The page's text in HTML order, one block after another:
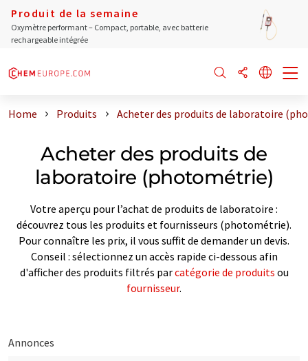
Produit de la semaine
Oxymètre performant – Compact, portable, avec batterie
rechargeable intégrée
Home Produits Acheter des produits de laboratoire
Acheter des produits de
laboratoire (photométrie)
Votre aperçu pour l’achat de produits de laboratoire :
découvrez tous les produits et fournisseurs (photométrie).
Pour connaître les prix, il vous suffit de demander un devis.
Conseil : sélectionnez un accès rapide ci-dessous afin
d'afficher des produits filtrés parcatégorie de produits ou
fournisseur.
Annonces